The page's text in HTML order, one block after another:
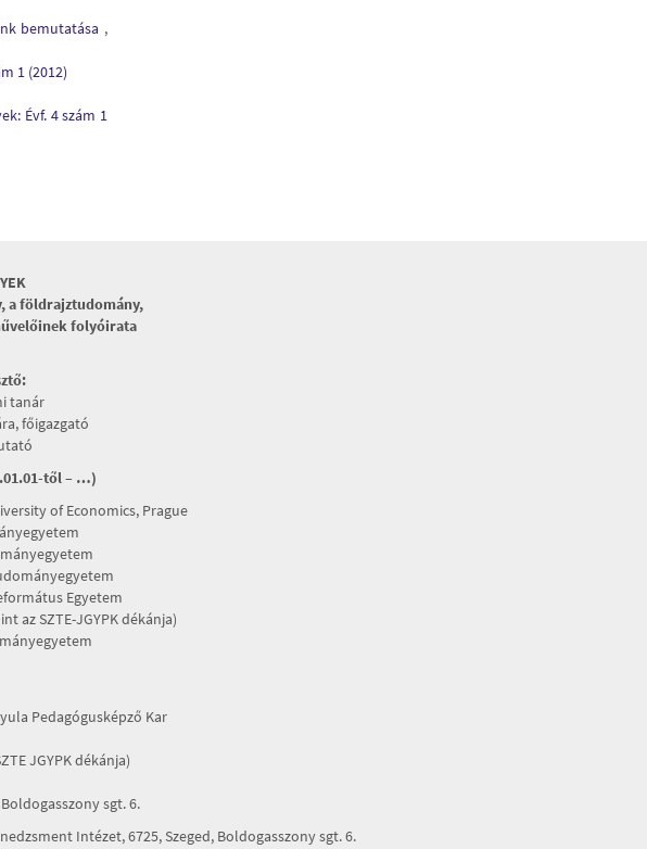
bemutatása ,
1 (2012)
Évf. 4 szám 1
a földrajztudomány,
folyóirata
tanár
főigazgató
től – …)
of Economics, Prague
Egyetem
az SZTE-JGYPK dékánja)
Pedagógusképző Kar
JGYPK dékánja)
sgt. 6.
Intézet, 6725, Szeged, Boldogasszony sgt. 6.